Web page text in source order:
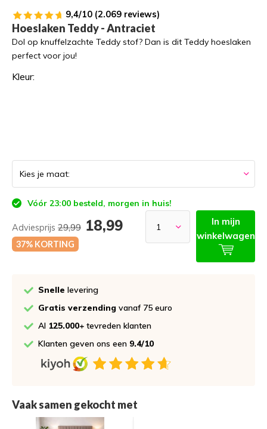
9,4/10 (2.069 reviews)
Hoeslaken Teddy - Antraciet
Dol op knuffelzachte Teddy stof? Dan is dit Teddy hoeslaken
perfect voor jou!
Kleur:
Vóór 23:00 besteld, morgen in huis!
Adviesprijs 29,99 18,99
37% KORTING
In mijn
winkelwagen
Snelle levering
Gratis verzending vanaf 75 euro
Al 125.000+ tevreden klanten
Klanten geven ons een 9.4/10
Vaak samen gekocht met